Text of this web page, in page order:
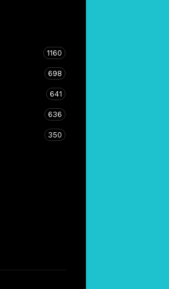
1160
698
641
636
350